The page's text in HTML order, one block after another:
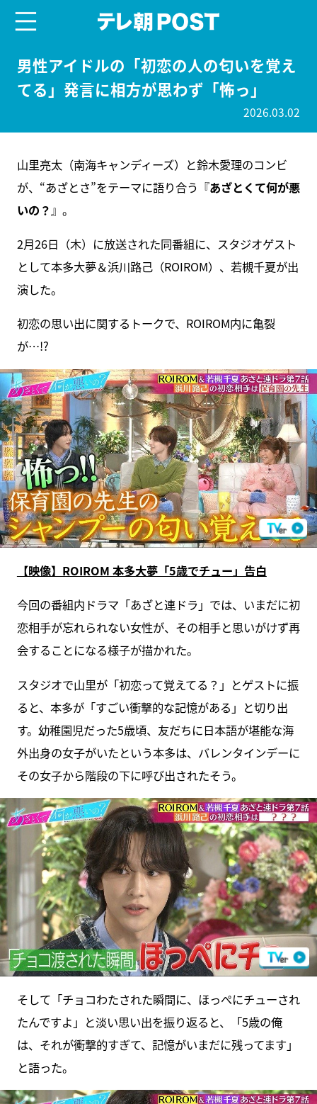
男性アイドルの「初恋の人の匂いを覚え
てる」発言に相方が思わず「怖っ」
2026.03.02
山里亮太（南海キャンディーズ）と鈴木愛理のコンビ
が、“あざとさ”をテーマに語り合う『あざとくて何が悪
いの？ 』。
2月26日（木）に放送された同番組に、スタジオゲスト
として本多大夢＆浜川路己（ROIROM）、若槻千夏が出
演した。
初恋の思い出に関するトークで、ROIROM内に亀裂
が…!?
【映像】ROIROM 本多大夢「5歳でチュー」告白
今回の番組内ドラマ「あざと連ドラ」では、いまだに初
恋相手が忘れられない女性が、その相手と思いがけず再
会することになる様子が描かれた。
スタジオで山里が「初恋って覚えてる？」とゲストに振
ると、本多が「すごい衝撃的な記憶がある」と切り出
す。幼稚園児だった5歳頃、友だちに日本語が堪能な海
外出身の女子がいたという本多は、バレンタインデーに
その女子から階段の下に呼び出されたそう。
そして「チョコわたされた瞬間に、ほっぺにチューされ
たんですよ」と淡い思い出を振り返ると、「5歳の俺
は、それが衝撃的すぎて、記憶がいまだに残ってます」
と語った。